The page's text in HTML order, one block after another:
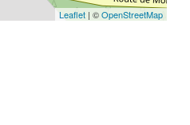
Leaflet | ©OpenStreetMap